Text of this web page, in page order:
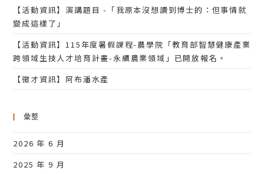
【活動資訊】演講題目 -「我原本沒想讀到博士的：但事情就
變成這樣了」
【活動資訊】115年度暑假課程-農學院「教育部智慧健康產業
跨領域生技人才培育計畫-永續農業領域」已開放報名。
【徵才資訊】阿布潘水產
彙整
2026 年 6 月
2025 年 9 月